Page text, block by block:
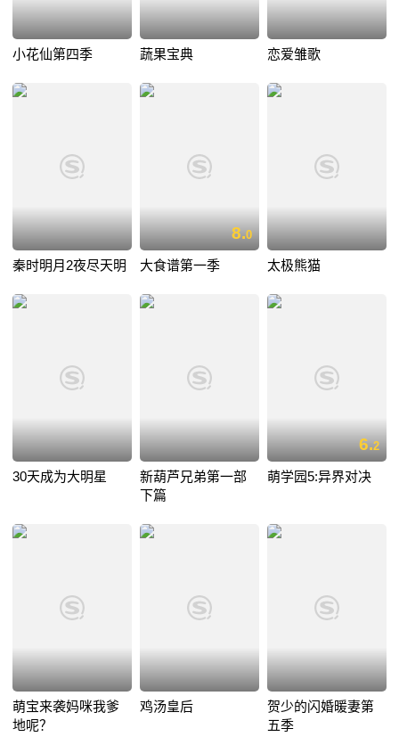
小花仙第四季 蔬果宝典 恋爱雏歌
秦时明月2夜尽天明
8.0
大食谱第一季 太极熊猫
30天成为大明星
新葫芦兄弟第一部
下篇
6.2
萌学园5:异界对决
萌宝来袭妈咪我爹
地呢？
鸡汤皇后
贺少的闪婚暖妻第
五季